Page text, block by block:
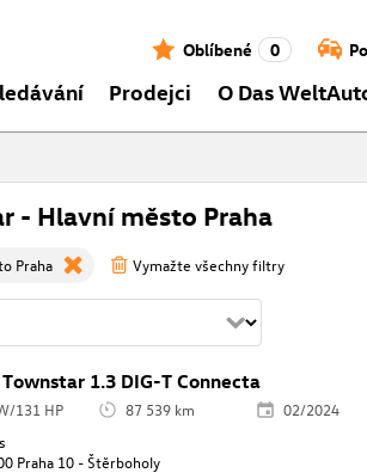
Oblíbené 0
Prodejci O Das
- Hlavní město Praha
Praha Vymažte všechny filtry
Townstar 1.3 DIG-T Connecta
131 HP 87 539 km
02/2024
Praha 10 - Štěrboholy